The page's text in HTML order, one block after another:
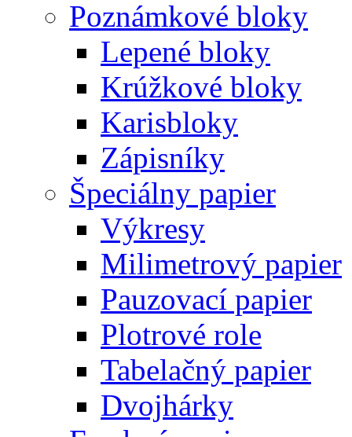
Poznámkové bloky
Lepené bloky
Krúžkové bloky
Karisbloky
Zápisníky
Špeciálny papier
Výkresy
Milimetrový papier
Pauzovací papier
Plotrové role
Tabelačný papier
Dvojhárky